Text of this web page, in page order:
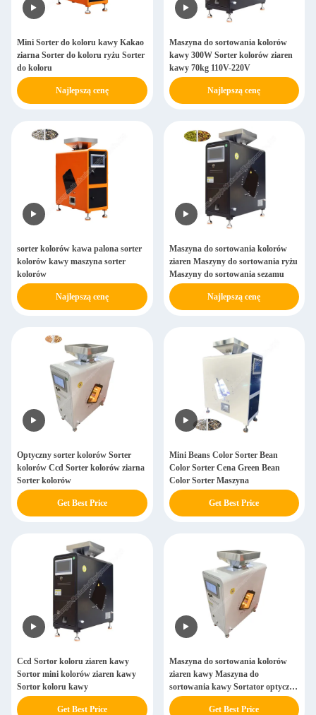
Mini Sorter do koloru kawy Kakao
ziarna Sorter do koloru ryżu Sorter
do koloru
Najlepszą cenę
Maszyna do sortowania kolorów
kawy 300W Sorter kolorów ziaren
kawy 70kg 110V-220V
Najlepszą cenę
sorter kolorów kawa palona sorter
kolorów kawy maszyna sorter
kolorów
Najlepszą cenę
Maszyna do sortowania kolorów
ziaren Maszyny do sortowania ryżu
Maszyny do sortowania sezamu
Najlepszą cenę
Optyczny sorter kolorów Sorter
kolorów Ccd Sorter kolorów ziarna
Sorter kolorów
Get Best Price
Mini Beans Color Sorter Bean
Color Sorter Cena Green Bean
Color Sorter Maszyna
Get Best Price
Ccd Sortor koloru ziaren kawy
Sortor mini kolorów ziaren kawy
Sortor koloru kawy
Get Best Price
Maszyna do sortowania kolorów
ziaren kawy Maszyna do
sortowania kawy Sortator optyczny
kolorów
Get Best Price